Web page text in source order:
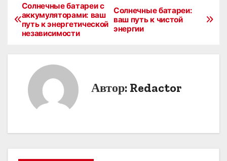
Н
ц
Солнечные батареи:
ваш путь к чистой
энергии
Солнечные батареи с
аккумуляторами: ваш
путь к энергетической
независимости
Автор: Redactor